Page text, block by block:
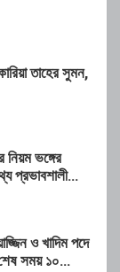
তাহের সুমন,
ভঙ্গের
প্রভাবশালী
ও খাদিম পদে
সময় ১০